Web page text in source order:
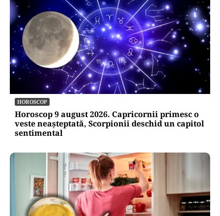
HOROSCOP
Horoscop 9 august 2026. Capricornii primesc o
veste neașteptată, Scorpionii deschid un capitol
sentimental